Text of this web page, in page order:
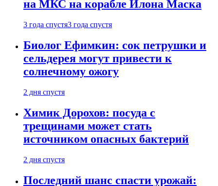
на МКС на корабле Илона Маска
3 года спустя3 года спустя
Биолог Ефимкин: сок петрушки и
сельдерея могут привести к
солнечному ожогу
2 дня спустя
Химик Дорохов: посуда с
трещинами может стать
источником опасных бактерий
2 дня спустя
Последний шанс спасти урожай: